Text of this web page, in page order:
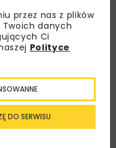
przez nas z plików
danych
Ci
Polityce
DO SERWISU